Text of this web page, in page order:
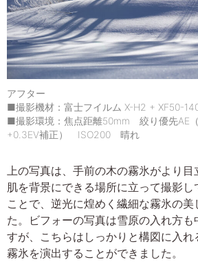
アフター
■撮影機材：富士フイルム X-H2 + XF50-
■撮影環境：焦点距離50mm 絞り優先AE（
+0.3EV補正） ISO200 晴れ
上の写真は、手前の木の霧氷がより目
肌を背景にできる場所に立って撮影し
ことで、逆光に煌めく繊細な霧氷の美
た。ビフォーの写真は雪原の入れ方
すが、こちらはしっかりと構図に入
霧氷を演出することができました。